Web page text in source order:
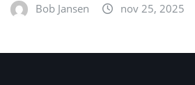
Bob Jansen nov 25, 2025